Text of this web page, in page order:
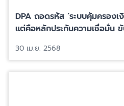
DPA ถอดรหัส ‘ระบบคุ้มครองเ
แต่คือหลักประกันความเชื่อมั่น
30 เม.ย. 2568